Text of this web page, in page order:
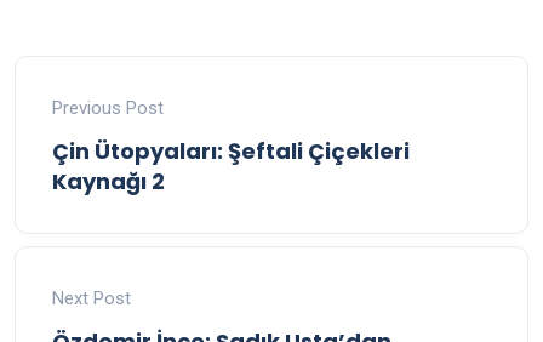
Previous Post
Çin Ütopyaları: Şeftali Çiçekleri
Kaynağı 2
Next Post